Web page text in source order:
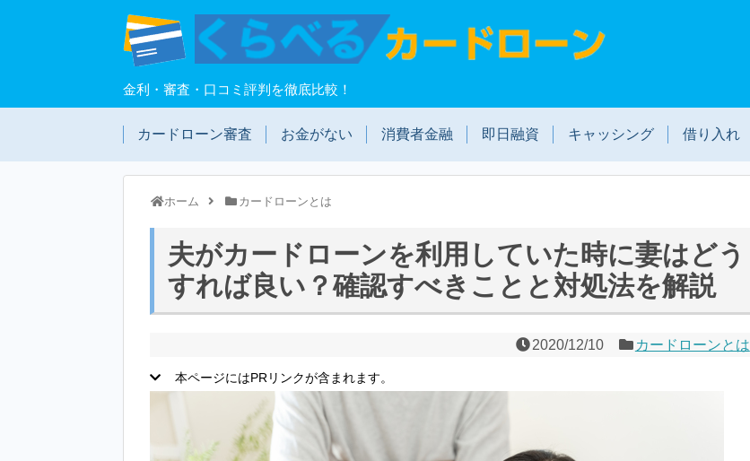
金利・審査・口コミ評判を徹底比較！
カードローン審査 お金がない 消費者金融 即日融資 キャッシング 借り入れ
ホーム カードローンとは
夫がカードローンを利用していた時に妻はどう
すれば良い？確認すべきことと対処法を解説
2020/12/10 カードローンとは
本ページにはPRリンクが含まれます。